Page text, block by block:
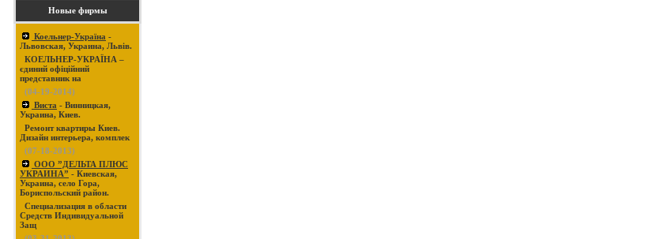
Новые фирмы
Коельнер-Україна -
Львовская, Украина, Львів.
КОЕЛЬНЕР-УКРАЇНА –
єдиний офіційний
представник на
(04-19-2014)
Виста - Винницкая,
Украина, Киев.
Ремонт квартиры Киев.
Дизайн интерьера, комплек
(07-18-2013)
ООО ”ДЕЛЬТА ПЛЮС
УКРАИНА” - Киевская,
Украина, село Гора,
Бориспольский район.
Специализация в области
Средств Индивидуальной
Защ